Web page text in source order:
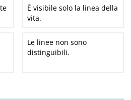
È visibile solo la linea della
vita.
Le linee non sono
distinguibili.